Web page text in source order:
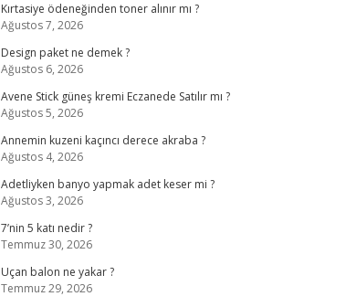
Kırtasiye ödeneğinden toner alınır mı ?
Ağustos 7, 2026
Design paket ne demek ?
Ağustos 6, 2026
Avene Stick güneş kremi Eczanede Satılır mı ?
Ağustos 5, 2026
Annemin kuzeni kaçıncı derece akraba ?
Ağustos 4, 2026
Adetliyken banyo yapmak adet keser mi ?
Ağustos 3, 2026
7’nin 5 katı nedir ?
Temmuz 30, 2026
Uçan balon ne yakar ?
Temmuz 29, 2026